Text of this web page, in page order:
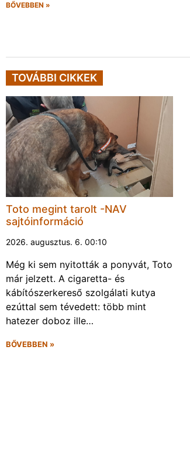
BŐVEBBEN »
TOVÁBBI CIKKEK
Toto megint tarolt -NAV
sajtóinformáció
2026. augusztus. 6. 00:10
Még ki sem nyitották a ponyvát, Toto
már jelzett. A cigaretta- és
kábítószerkereső szolgálati kutya
ezúttal sem tévedett: több mint
hatezer doboz ille…
BŐVEBBEN »